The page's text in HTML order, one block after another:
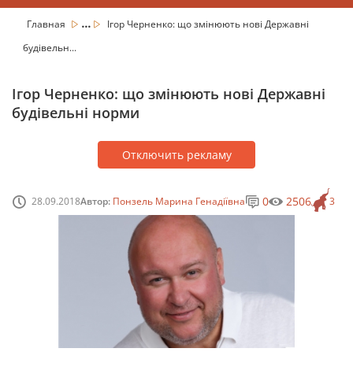
Главная ...
Ігор Черненко: що змінюють нові Державні
будівельн...
Ігор Черненко: що змінюють нові Державні
будівельні норми
Отключить рекламу
28.09.2018Автор: Понзель Марина Генадіївна 3
0 2506